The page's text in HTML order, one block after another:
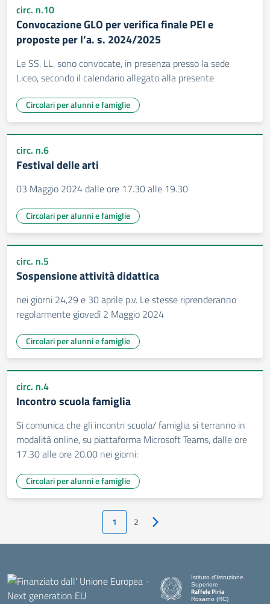
circ. n.10
Convocazione GLO per verifica finale PEI e
proposte per l’a. s. 2024/2025
Le SS. LL. sono convocate, in presenza presso la sede
Liceo, secondo il calendario allegato alla presente
Circolari per alunni e famiglie
circ. n.6
Festival delle arti
03 Maggio 2024 dalle ore 17.30 alle 19.30
Circolari per alunni e famiglie
circ. n.5
Sospensione attività didattica
nei giorni 24,29 e 30 aprile p.v. Le stesse riprenderanno
regolarmente giovedì 2 Maggio 2024
Circolari per alunni e famiglie
circ. n.4
Incontro scuola famiglia
Si comunica che gli incontri scuola/ famiglia si terranno in
modalità online, su piattaforma Microsoft Teams, dalle ore
17.30 alle ore 20.00 nei giorni:
Circolari per alunni e famiglie
1 2 Pagina successiva
Istituto d'Istruzione
Superiore
Raffele Piria
Rosarno (RC)